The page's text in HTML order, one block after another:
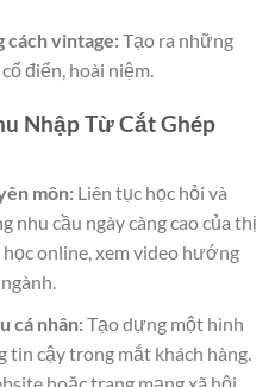
cách vintage:Tạo ra những
điển, hoài niệm.
Nhập Từ Cắt Ghép
môn:Liên tục học hỏi và
nhu cầu ngày càng cao của thị
online, xem video hướng
cá nhân:Tạo dựng một hình
tin cậy trong mắt khách hàng.